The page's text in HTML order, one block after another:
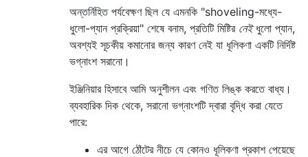
অন্তর্নিহিত পর্যবেক্ষণ ছিল যে এমনকি "shoveling-মধ্যে-
ধুলো-প্যান প্রক্রিয়া" শেষে বনাম, প্রতিটি মিষ্টির নেইধুলো প্যান,
অবশ্যই সূচকীয় কমানোর জন্য কারণ নেই যা ধূলিকণা একটি নির্দিষ্ট
ভগ্নাংশ সরানো।
ইঞ্জিনিয়ার হিসাবে আমি অনুশীলন এবং গণিত লিঙ্ক করতে বাধ্য।
ব্যবহারিক দিক থেকে, সরানো ভগ্নাংশটি দ্বারা বৃদ্ধি করা যেতে
পারে:
এর আগে ঠোঁটের নীচে যে কোনও ধূলিকণা প্রকাশ পেয়েছে